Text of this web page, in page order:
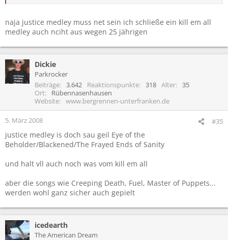
naja justice medley muss net sein ich schließe ein kill em all
medley auch nciht aus wegen 25 jährigen
Dickie
Parkrocker
Beiträge
3.642 Reaktionspunkte 318 Alter
35
Ort
Rübennasenhausen
Website
www.bergrennen-unterfranken.de
5. März 2008 #35
justice medley is doch sau geil Eye of the
Beholder/Blackened/The Frayed Ends of Sanity
und halt vll auch noch was vom kill em all
aber die songs wie Creeping Death, Fuel, Master of Puppets...
werden wohl ganz sicher auch gepielt
icedearth
The American Dream